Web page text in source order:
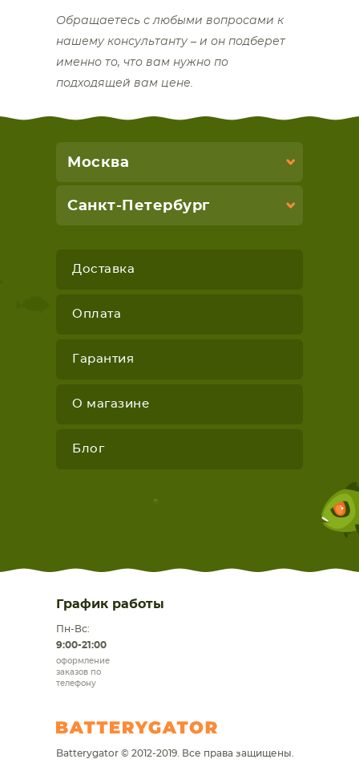
Обращаетесь с любыми вопросами к
нашему консультанту – и он подберет
именно то, что вам нужно по
подходящей вам цене.
Москва
Санкт-Петербург
Доставка
Оплата
Гарантия
О магазине
Блог
График работы
Пн-Вс:
9:00-21:00
оформление
заказов по
телефону
Batterygator © 2012-2019. Все права защищены.